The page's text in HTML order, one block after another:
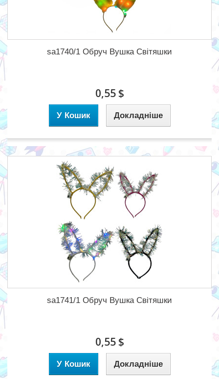
sa1740/1 Обруч Вушка Світяшки
0,55 $
У Кошик Докладніше
sa1741/1 Обруч Вушка Світяшки
0,55 $
У Кошик Докладніше